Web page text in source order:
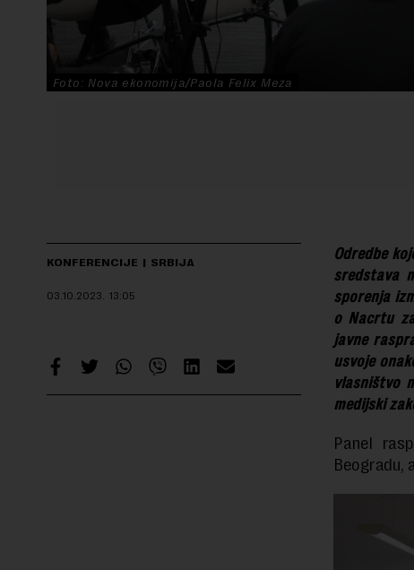
Foto: Nova ekonomija/Paola Felix Meza
KONFERENCIJE SRBIJA
03.10.2023. 13:05
Odredbe
sredstava
sporenja
o Nacrtu
javne
usvoje
vlasništvo
medijski
Panel
Beogradu,